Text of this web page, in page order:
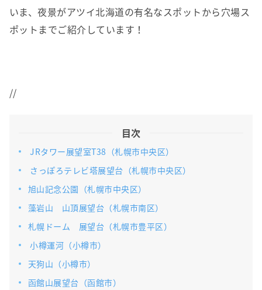
いま、夜景がアツイ北海道の有名なスポットから穴場ス
ポットまでご紹介しています！
//
目次
JRタワー展望室T38（札幌市中央区）
さっぽろテレビ塔展望台（札幌市中央区）
旭山記念公園（札幌市中央区）
藻岩山 山頂展望台（札幌市南区）
札幌ドーム 展望台（札幌市豊平区）
小樽運河（小樽市）
天狗山（小樽市）
函館山展望台（函館市）